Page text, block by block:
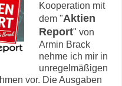
Kooperation mit
dem "Aktien
Report" von
Armin Brack
nehme ich mir in
unregelmäßigen
vor. Die Ausgaben